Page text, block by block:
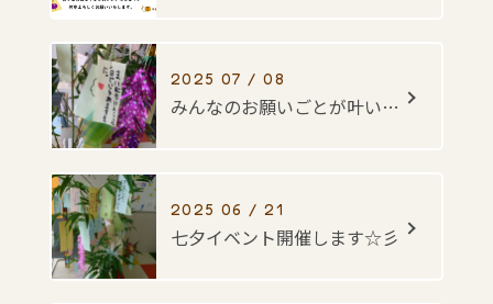
2025 07 / 08
みんなのお願いごとが叶いますように・・・☆彡
2025 06 / 21
七夕イベント開催します☆彡